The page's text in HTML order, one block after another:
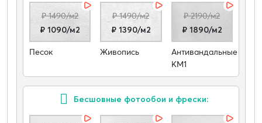
₽ 1490/м2
₽ 1090/м2
Песок
₽ 1490/м2
₽ 1390/м2
Живопись
₽ 2190/м2
₽ 1890/м2
Антивандальные
КМ1
Бесшовные фотообои и фрески: